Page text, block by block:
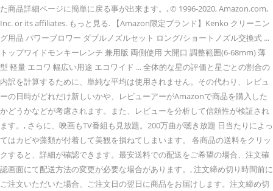
た商品詳細ページに簡単に戻る事が出来ます。, © 1996-2020, Amazon.com,
Inc. or its affiliates. もっと見る. 【Amazon限定ブランド】Kenko クリーニン
グ用品 パワーブロワー ダブルノズルセット ロング/ショートノズル交換式 ...
トップワイドモンキーレンチ 兼用版 両側使用 大開口 調整範囲(6-68mm) 薄
型 軽量 エコワ 幅広い用途 エコワイド ... 全体的な星の評価と星ごとの割合の
内訳を計算するために、単純な平均は使用されません。その代わり、レビュ
ーの日時がどれだけ新しいかや、レビューアーがAmazonで商品を購入した
かどうかなどが考慮されます。また、レビューを分析して信頼性が検証され
ます。, さらに、映画もTV番組も見放題。200万曲が聴き放題 日当たりによっ
てはカビや藻類が付着して美観を損ねてしまいます。 各商品の送料をクリッ
クすると、詳細が確認できます。最安送料での配送をご希望の場合、注文確
認画面にて配送方法の変更が必要な場合があります。, 注文締め切り時間前に
ご注文いただいた場合、ご注文日の翌日に商品をお届けします。注文締め切